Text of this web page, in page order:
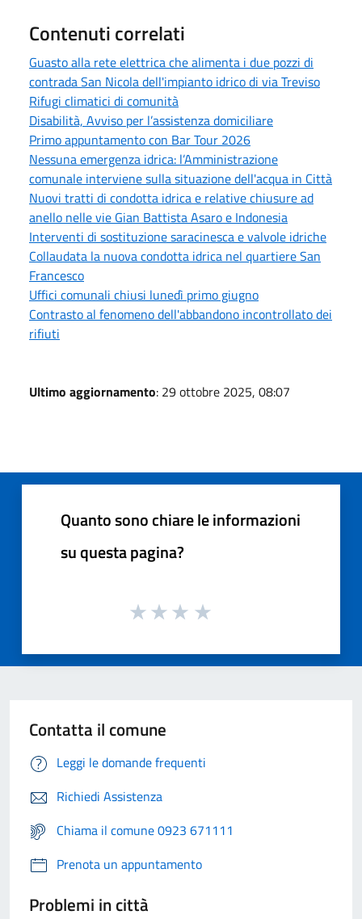
Contenuti correlati
Guasto alla rete elettrica che alimenta i due pozzi di
contrada San Nicola dell'impianto idrico di via Treviso
Rifugi climatici di comunità
Disabilità, Avviso per l’assistenza domiciliare
Primo appuntamento con Bar Tour 2026
Nessuna emergenza idrica: l’Amministrazione
comunale interviene sulla situazione dell'acqua in Città
Nuovi tratti di condotta idrica e relative chiusure ad
anello nelle vie Gian Battista Asaro e Indonesia
Interventi di sostituzione saracinesca e valvole idriche
Collaudata la nuova condotta idrica nel quartiere San
Francesco
Uffici comunali chiusi lunedì primo giugno
Contrasto al fenomeno dell'abbandono incontrollato dei
rifiuti
Ultimo aggiornamento: 29 ottobre 2025, 08:07
Quanto sono chiare le informazioni
su questa pagina?
Contatta il comune
Leggi le domande frequenti
Richiedi Assistenza
Chiama il comune 0923 671111
Prenota un appuntamento
Problemi in città